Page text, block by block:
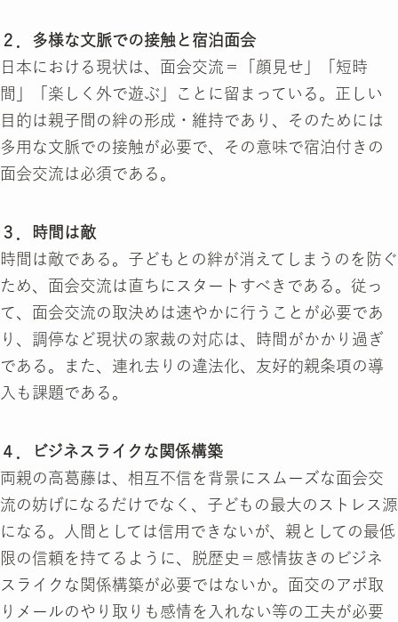
２．多様な文脈での接触と宿泊面会
日本における現状は、面会交流＝「顔見せ」「短時
間」「楽しく外で遊ぶ」ことに留まっている。正しい
目的は親子間の絆の形成・維持であり、そのためには
多用な文脈での接触が必要で、その意味で宿泊付きの
面会交流は必須である。
３．時間は敵
時間は敵である。子どもとの絆が消えてしまうのを防ぐ
ため、面会交流は直ちにスタートすべきである。従っ
て、面会交流の取決めは速やかに行うことが必要であ
り、調停など現状の家裁の対応は、時間がかかり過ぎ
である。また、連れ去りの違法化、友好的親条項の導
入も課題である。
４．ビジネスライクな関係構築
両親の高葛藤は、相互不信を背景にスムーズな面会交
流の妨げになるだけでなく、子どもの最大のストレス源
になる。人間としては信用できないが、親としての最低
限の信頼を持てるように、脱歴史＝感情抜きのビジネ
スライクな関係構築が必要ではないか。面交のアポ取
りメールのやり取りも感情を入れない等の工夫が必要